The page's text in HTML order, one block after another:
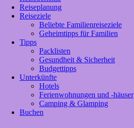
Reiseplanung
Reiseziele
Beliebte Familienreiseziele
Geheimtipps für Familien
Tipps
Packlisten
Gesundheit & Sicherheit
Budgettipps
Unterkünfte
Hotels
Ferienwohnungen und -häuser
Camping & Glamping
Buchen